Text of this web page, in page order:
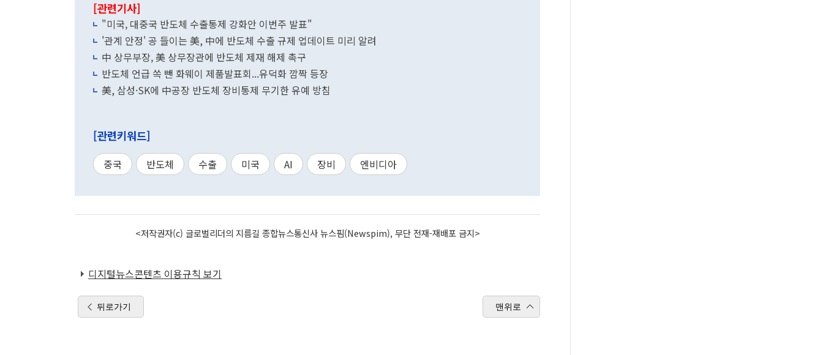
[관련기사]
"미국, 대중국 반도체 수출통제 강화안 이번주 발표"
'관계 안정' 공 들이는 美, 中에 반도체 수출 규제 업데이트 미리 알려
中 상무부장, 美 상무장관에 반도체 제재 해제 촉구
반도체 언급 쏙 뺀 화웨이 제품발표회...유덕화 깜짝 등장
美, 삼성·SK에 中공장 반도체 장비통제 무기한 유예 방침
[관련키워드]
중국 반도체 수출 미국 AI 장비 엔비디아
<저작권자(c) 글로벌리더의 지름길 종합뉴스통신사 뉴스핌(Newspim), 무단 전재-재배포 금지>
디지털뉴스콘텐츠 이용규칙 보기
뒤로가기 맨위로